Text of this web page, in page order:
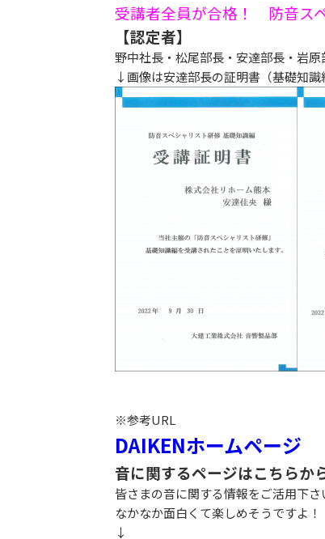
受講者全員が合格！ 防音ス
【認定者】
野中社長・松尾部長・安達部長・岩
↓画像は安達部長の証明書（基礎知識
※参考URL
DAIKENホームページ
音に関するページはこちらか
皆さまの音に関する情報をご活用下さ
なかなか面白くて楽しめそうですよ！
↓